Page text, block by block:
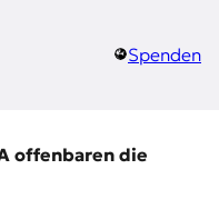
Spenden
offenbaren die